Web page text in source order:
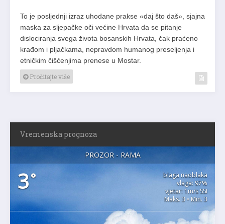
To je posljednji izraz uhodane prakse «daj što daš», sjajna
maska za sljepačke oči većine Hrvata da se pitanje
dislociranja svega života bosanskih Hrvata, čak praćeno
krađom i pljačkama, nepravdom humanog preseljenja i
etničkim čišćenjima prenese u Mostar.
Pročitajte više
Vremenska prognoza
PROZOR - RAMA
3°
blaga naoblaka
vlaga: 97%
vjetar: 1m/s SSI
Maks. 3 • Min. 3